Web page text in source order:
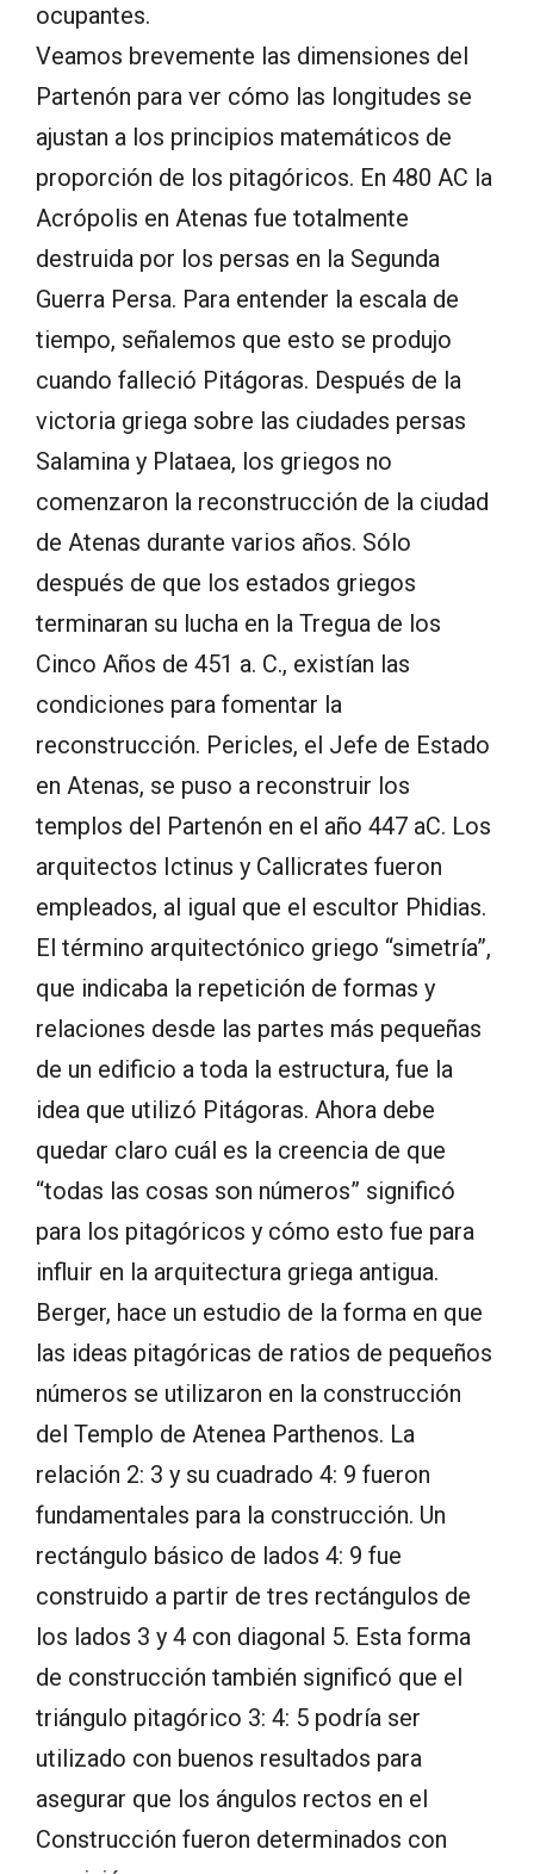
ocupantes.
Veamos brevemente las dimensiones del
Partenón para ver cómo las longitudes se
ajustan a los principios matemáticos de
proporción de los pitagóricos. En 480 AC la
Acrópolis en Atenas fue totalmente
destruida por los persas en la Segunda
Guerra Persa. Para entender la escala de
tiempo, señalemos que esto se produjo
cuando falleció Pitágoras. Después de la
victoria griega sobre las ciudades persas
Salamina y Plataea, los griegos no
comenzaron la reconstrucción de la ciudad
de Atenas durante varios años. Sólo
después de que los estados griegos
terminaran su lucha en la Tregua de los
Cinco Años de 451 a. C., existían las
condiciones para fomentar la
reconstrucción. Pericles, el Jefe de Estado
en Atenas, se puso a reconstruir los
templos del Partenón en el año 447 aC. Los
arquitectos Ictinus y Callicrates fueron
empleados, al igual que el escultor Phidias.
El término arquitectónico griego “simetría”,
que indicaba la repetición de formas y
relaciones desde las partes más pequeñas
de un edificio a toda la estructura, fue la
idea que utilizó Pitágoras. Ahora debe
quedar claro cuál es la creencia de que
“todas las cosas son números” significó
para los pitagóricos y cómo esto fue para
influir en la arquitectura griega antigua.
Berger, hace un estudio de la forma en que
las ideas pitagóricas de ratios de pequeños
números se utilizaron en la construcción
del Templo de Atenea Parthenos. La
relación 2: 3 y su cuadrado 4: 9 fueron
fundamentales para la construcción. Un
rectángulo básico de lados 4: 9 fue
construido a partir de tres rectángulos de
los lados 3 y 4 con diagonal 5. Esta forma
de construcción también significó que el
triángulo pitagórico 3: 4: 5 podría ser
utilizado con buenos resultados para
asegurar que los ángulos rectos en el
Construcción fueron determinados con